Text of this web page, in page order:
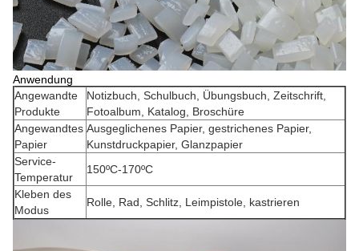
Anwendung
Angewandte
Produkte
Notizbuch, Schulbuch, Übungsbuch, Zeitschrift,
Fotoalbum, Katalog, Broschüre
Angewandtes
Papier
Ausgeglichenes Papier, gestrichenes Papier,
Kunstdruckpapier, Glanzpapier
Service-
Temperatur
150ºC-170ºC
Kleben des
Modus
Rolle, Rad, Schlitz, Leimpistole, kastrieren